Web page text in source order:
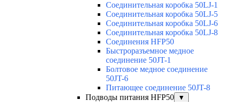
Соединительная коробка 50LJ-1
Соединительная коробка 50LJ-5
Соединительная коробка 50LJ-6
Соединительная коробка 50LJ-8
Соединения HFP50
Быстроразъемное медное
соединение 50JT-1
Болтовое медное соединение
50JT-6
Питающее соединение 50JT-8
Подводы питания HFP50
▼